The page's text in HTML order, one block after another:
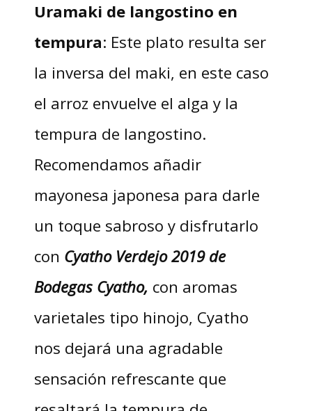
Uramaki de langostino en
tempura: Este plato resulta ser
la inversa del maki, en este caso
el arroz envuelve el alga y la
tempura de langostino.
Recomendamos añadir
mayonesa japonesa para darle
un toque sabroso y disfrutarlo
con Cyatho Verdejo 2019 de
Bodegas Cyatho, con aromas
varietales tipo hinojo, Cyatho
nos dejará una agradable
sensación refrescante que